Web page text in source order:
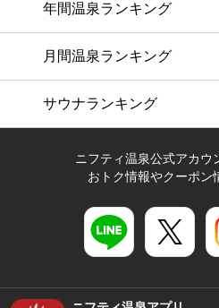
年間温泉ランキング
月間温泉ランキング
サウナランキング
ニフティ温泉公式アカウ
おトク情報やクーポン